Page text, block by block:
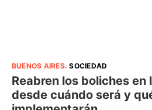
BUENOS AIRES.SOCIEDAD
Reabren los boliches en
desde cuándo será y